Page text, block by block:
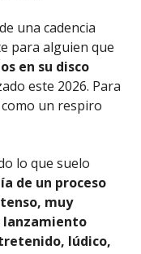
una cadencia
para alguien que
en su disco
este 2026. Para
un respiro
lo que suelo
de un proceso
muy
lanzamiento
lúdico,